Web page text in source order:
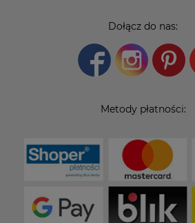
Dołącz do nas:
Metody płatności: